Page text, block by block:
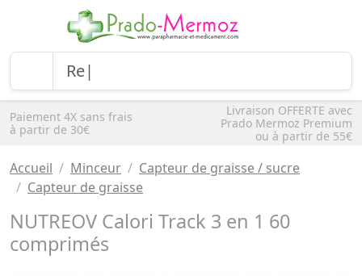
Paiement 4X sans frais
à partir de 30€
Livraison OFFERTE avec
Prado Mermoz Premium
ou à partir de 55€
Accueil Minceur
Capteur de graisse / sucre
Capteur de graisse
NUTREOV Calori Track 3 en 1 60
comprimés